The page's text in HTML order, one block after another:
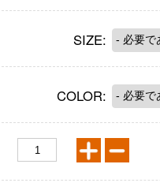
SIZE:
COLOR: